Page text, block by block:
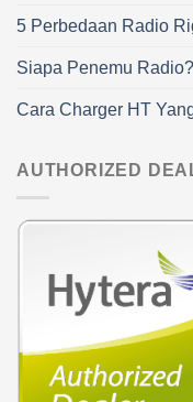
5 Perbedaan Radio
Siapa Penemu
Cara Charger HT
AUTHORIZED